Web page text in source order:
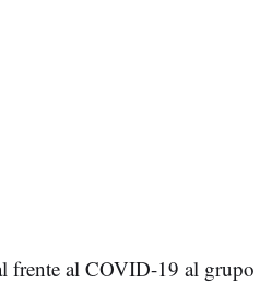
frente al COVID-19 al grupo